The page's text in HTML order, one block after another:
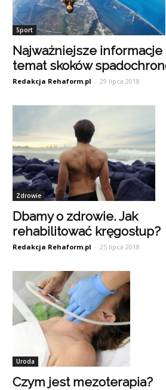
Sport
Najważniejsze informacje
temat skoków
Redakcja Rehaform.pl - 29 lipca 2018
Zdrowie
Dbamy o zdrowie. Jak
rehabilitować kręgosłup?
Redakcja Rehaform.pl - 25 lipca 2018
Uroda
Czym jest mezoterapia?